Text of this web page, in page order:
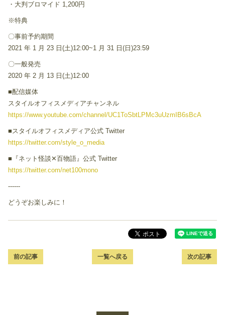
・大判ブロマイド 1,200円
※特典
〇事前予約期間
2021 年 1 月 23 日(土)12:00~1 月 31 日(日)23:59
〇一般発売
2020 年 2 月 13 日(土)12:00
■配信媒体
スタイルオフィスメディアチャンネル
https://www.youtube.com/channel/UC1ToSbtLPMc3uUzmIB6sBcA
■スタイルオフィスメディア公式 Twitter
https://twitter.com/style_o_media
■『ネット怪談✕百物語』公式 Twitter
https://twitter.com/net100mono
------
どうぞお楽しみに！
前の記事 一覧へ戻る 次の記事